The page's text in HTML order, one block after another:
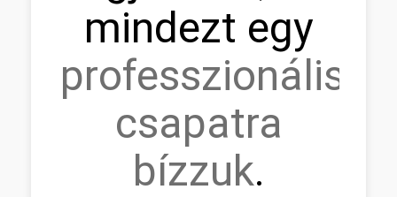
mindezt egy
professzionális
csapatra
bízzuk.